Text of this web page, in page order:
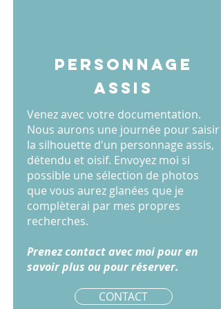
personnage
assis
Venez avec votre documentation.
Nous aurons une journée pour saisir
la silhouette d'un personnage assis,
détendu et oisif. Envoyez moi si
possible une sélection de photos
que vous aurez glanées que je
complèterai par mes propres
recherches.
Prenez contact avec moi pour en
savoir plus ou pour réserver.
CONTACT